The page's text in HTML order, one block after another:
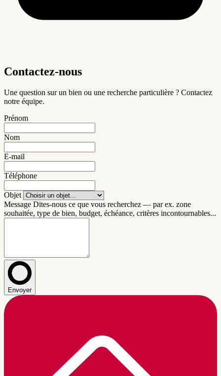
Contactez-nous
Une question sur un bien ou une recherche particulière ? Contactez
notre équipe.
Prénom
Nom
E-mail
Téléphone
Objet
Message Dites-nous ce que vous recherchez — par ex. zone
souhaitée, type de bien, budget, échéance, critères incontournables...
Envoyer